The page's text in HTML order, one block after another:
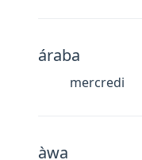
áraba
mercredi
àwa